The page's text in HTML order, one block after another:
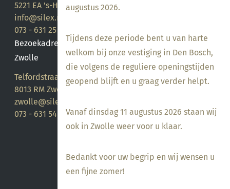
augustus 2026.
Tijdens deze periode bent u van harte
welkom bij onze vestiging in Den Bosch,
die volgens de reguliere openingstijden
geopend blijft en u graag verder helpt.
Vanaf dinsdag 11 augustus 2026 staan wij
ook in Zwolle weer voor u klaar.
Bedankt voor uw begrip en wij wensen u
een fijne zomer!
5221 EA 's-Hertogenbosch
info@silex.nl
073 - 631 25 28
Bezoekadres
Zwolle
Telfordstraat 14
8013 RM Zwolle
zwolle@silex.nl
073 - 631 54 05